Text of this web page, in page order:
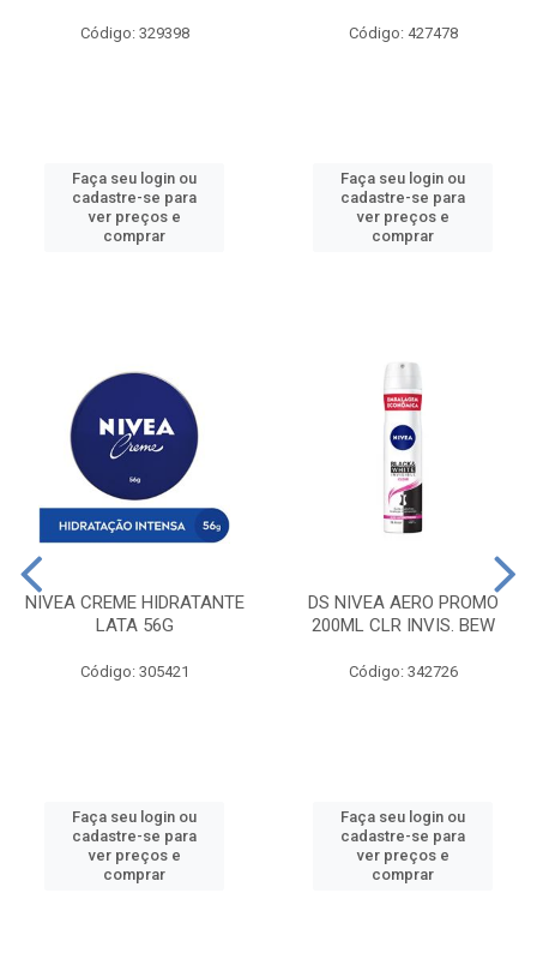
Código: 329398
Faça seu login ou
cadastre-se para
ver preços e
comprar
Código: 427478
Faça seu login ou
cadastre-se para
ver preços e
comprar
NIVEA CREME HIDRATANTE
LATA 56G
Código: 305421
Faça seu login ou
cadastre-se para
ver preços e
comprar
DS NIVEA AERO PROMO
200ML CLR INVIS. BEW
Código: 342726
Faça seu login ou
cadastre-se para
ver preços e
comprar